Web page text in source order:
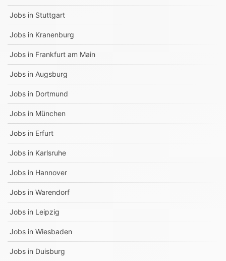
Jobs in Stuttgart
Jobs in Kranenburg
Jobs in Frankfurt am Main
Jobs in Augsburg
Jobs in Dortmund
Jobs in München
Jobs in Erfurt
Jobs in Karlsruhe
Jobs in Hannover
Jobs in Warendorf
Jobs in Leipzig
Jobs in Wiesbaden
Jobs in Duisburg